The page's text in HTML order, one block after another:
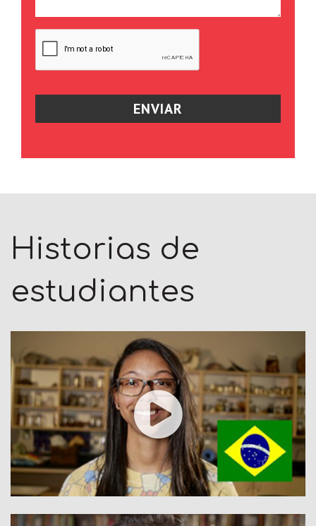
Historias de
estudiantes